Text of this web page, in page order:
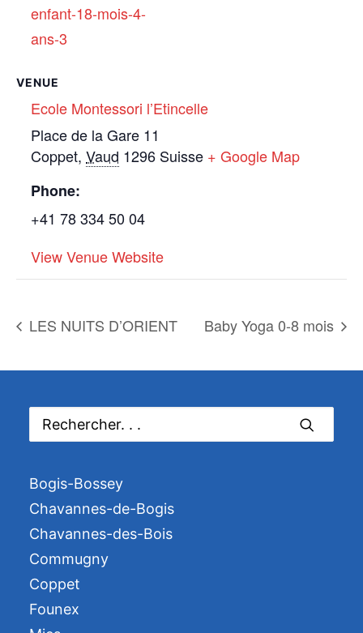
enfant-18-mois-4-
ans-3
VENUE
Ecole Montessori l’Etincelle
Place de la Gare 11
Coppet, Vaud 1296 Suisse + Google Map
Phone:
+41 78 334 50 04
View Venue Website
LES NUITS D’ORIENT Baby Yoga 0-8 mois
Bogis-Bossey
Chavannes-de-Bogis
Chavannes-des-Bois
Commugny
Coppet
Founex